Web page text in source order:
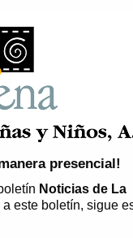
presencial!
Noticias de La
este boletín, sigue